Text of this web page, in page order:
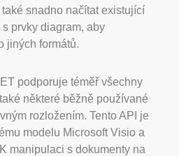
snadno načítat existující
prvky diagram, aby
jiných formátů.
podporuje téměř všechny
některé běžně používané
rozložením. Tento API je
modelu Microsoft Visio a
manipulaci s dokumenty na